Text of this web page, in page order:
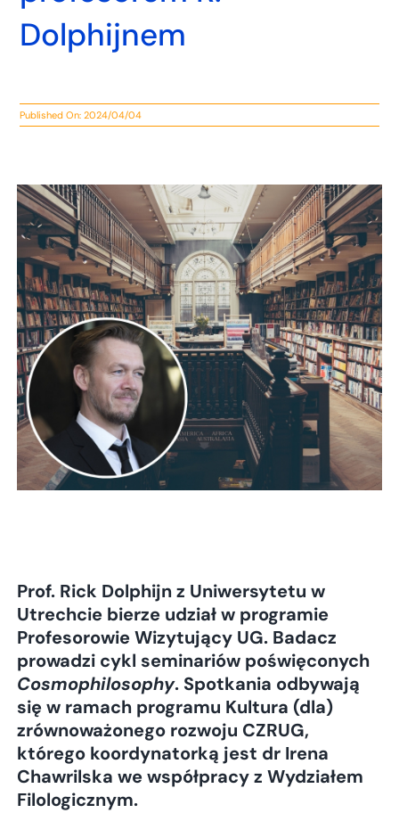
Dolphijnem
Published On: 2024/04/04
Prof. Rick Dolphijn z Uniwersytetu w
Utrechcie bierze udział w programie
Profesorowie Wizytujący UG. Badacz
prowadzi cykl seminariów poświęconych
Cosmophilosophy. Spotkania odbywają
się w ramach programu Kultura (dla)
zrównoważonego rozwoju CZRUG,
którego koordynatorką jest dr Irena
Chawrilska we współpracy z Wydziałem
Filologicznym.